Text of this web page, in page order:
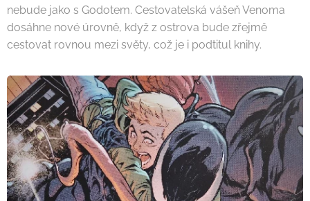
nebude jako s Godotem. Cestovatelská vášeň Venoma
dosáhne nové úrovně, když z ostrova bude zřejmě
cestovat rovnou mezi světy, což je i podtitul knihy.